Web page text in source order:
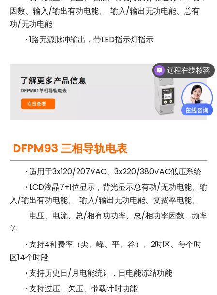
因数、输入/输出有功电能、 输入/输出无功电能、总有
功/无功电能
·1路无源脉冲输出，带LED指示灯指示
DFPM93 三相导轨电表
·适用于3x120/207VAC、3x220/380VAC低压系统
· LCD液晶7+1位显示，背光显示总有功/无功电能、输
入/输出有功电能、 输入/输出无功电能、复费率电能、
电压、电流、总/相有功功率、总/相功率因数、频率
等
·支持4种费率（尖、峰、平、谷）、2时区、每个时
区14个时段
·支持历史日/月电能统计，日电能冻结功能
·支持过压、欠压、带载计时功能
远程在线核容